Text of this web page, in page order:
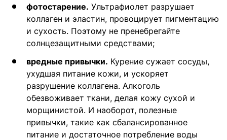
фотостарение. Ультрафиолет разрушает
коллаген и эластин, провоцирует пигментацию
и сухость. Поэтому не пренебрегайте
солнцезащитными средствами;
вредные привычки. Курение сужает сосуды,
ухудшая питание кожи, и ускоряет
разрушение коллагена. Алкоголь
обезвоживает ткани, делая кожу сухой и
морщинистой. И наоборот, полезные
привычки, такие как сбалансированное
питание и достаточное потребление воды